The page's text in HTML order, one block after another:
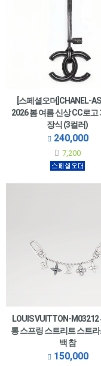
[스페셜오더]CHANEL-
2026 봄 여름 신상 CC로고
장식 (3컬러)
240,000
7,200
LOUIS VUITTON-M03212
통 스프링 스트리트 스트라
백 참
150,000